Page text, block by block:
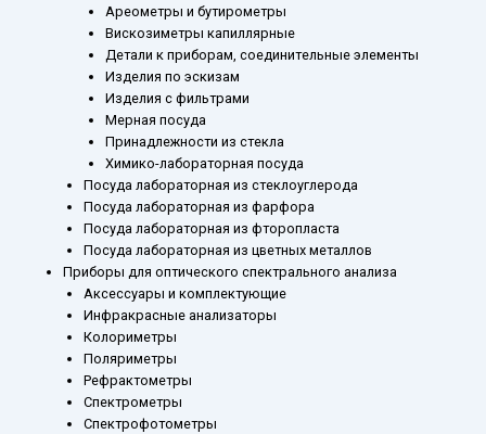
Ареометры и бутирометры
Вискозиметры капиллярные
Детали к приборам, соединительные элементы
Изделия по эскизам
Изделия с фильтрами
Мерная посуда
Принадлежности из стекла
Химико-лабораторная посуда
Посуда лабораторная из стеклоуглерода
Посуда лабораторная из фарфора
Посуда лабораторная из фторопласта
Посуда лабораторная из цветных металлов
Приборы для оптического спектрального анализа
Аксессуары и комплектующие
Инфракрасные анализаторы
Колориметры
Поляриметры
Рефрактометры
Спектрометры
Спектрофотометры